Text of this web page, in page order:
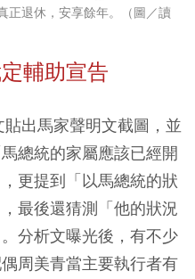
正退休，安享餘年。（圖／讀
輔助宣告
出馬家聲明文截圖，並
總統的家屬應該已經開
更提到「以馬總統的狀
最後還猜測「他的狀況
分析文曝光後，有不少
周美青當主要執行者有